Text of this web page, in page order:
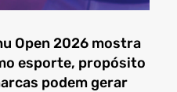
Open 2026 mostra
esporte, propósito
podem gerar